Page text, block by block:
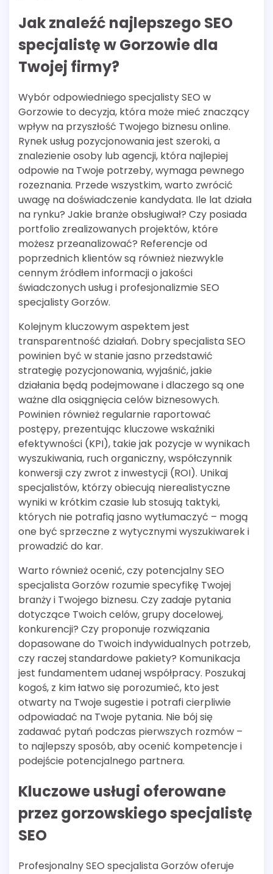
Jak znaleźć najlepszego SEO
specjalistę w Gorzowie dla
Twojej firmy?
Wybór odpowiedniego specjalisty SEO w
Gorzowie to decyzja, która może mieć znaczący
wpływ na przyszłość Twojego biznesu online.
Rynek usług pozycjonowania jest szeroki, a
znalezienie osoby lub agencji, która najlepiej
odpowie na Twoje potrzeby, wymaga pewnego
rozeznania. Przede wszystkim, warto zwrócić
uwagę na doświadczenie kandydata. Ile lat działa
na rynku? Jakie branże obsługiwał? Czy posiada
portfolio zrealizowanych projektów, które
możesz przeanalizować? Referencje od
poprzednich klientów są również niezwykle
cennym źródłem informacji o jakości
świadczonych usług i profesjonalizmie SEO
specjalisty Gorzów.
Kolejnym kluczowym aspektem jest
transparentność działań. Dobry specjalista SEO
powinien być w stanie jasno przedstawić
strategię pozycjonowania, wyjaśnić, jakie
działania będą podejmowane i dlaczego są one
ważne dla osiągnięcia celów biznesowych.
Powinien również regularnie raportować
postępy, prezentując kluczowe wskaźniki
efektywności (KPI), takie jak pozycje w wynikach
wyszukiwania, ruch organiczny, współczynnik
konwersji czy zwrot z inwestycji (ROI). Unikaj
specjalistów, którzy obiecują nierealistyczne
wyniki w krótkim czasie lub stosują taktyki,
których nie potrafią jasno wytłumaczyć – mogą
one być sprzeczne z wytycznymi wyszukiwarek i
prowadzić do kar.
Warto również ocenić, czy potencjalny SEO
specjalista Gorzów rozumie specyfikę Twojej
branży i Twojego biznesu. Czy zadaje pytania
dotyczące Twoich celów, grupy docelowej,
konkurencji? Czy proponuje rozwiązania
dopasowane do Twoich indywidualnych potrzeb,
czy raczej standardowe pakiety? Komunikacja
jest fundamentem udanej współpracy. Poszukaj
kogoś, z kim łatwo się porozumieć, kto jest
otwarty na Twoje sugestie i potrafi cierpliwie
odpowiadać na Twoje pytania. Nie bój się
zadawać pytań podczas pierwszych rozmów –
to najlepszy sposób, aby ocenić kompetencje i
podejście potencjalnego partnera.
Kluczowe usługi oferowane
przez gorzowskiego specjalistę
SEO
Profesjonalny SEO specjalista Gorzów oferuje